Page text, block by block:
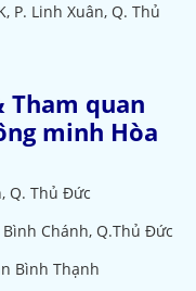
P. Linh Xuân, Q. Thủ
quan
minh Hòa
Q. Thủ Đức
Bình Chánh, Q.Thủ Đức
Bình Thạnh